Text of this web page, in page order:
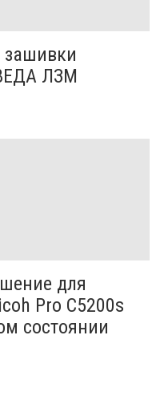
ЛЗМ
для
Pro C5200s
состоянии